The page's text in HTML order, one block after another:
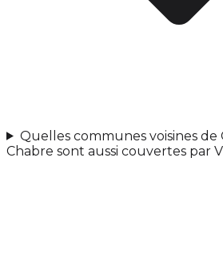
Quelles communes voisines
Chabre sont aussi couvertes par